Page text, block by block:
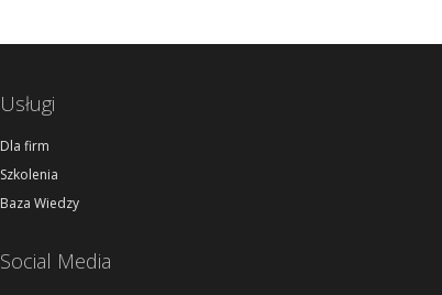
Usługi
Dla firm
Szkolenia
Baza Wiedzy
Social Media